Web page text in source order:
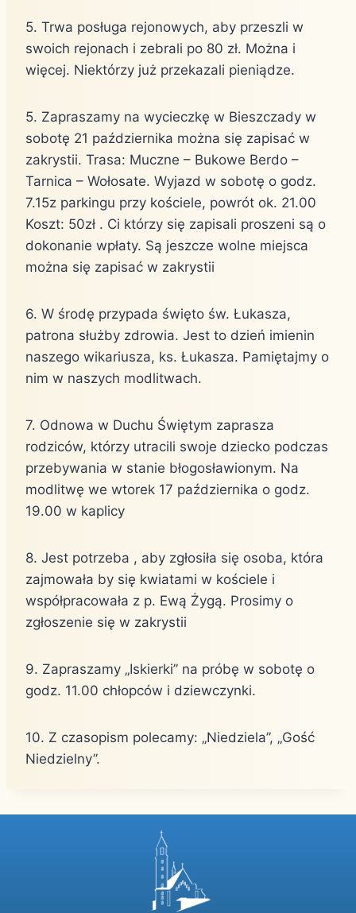
5. Trwa posługa rejonowych, aby przeszli w
swoich rejonach i zebrali po 80 zł. Można i
więcej. Niektórzy już przekazali pieniądze.
5. Zapraszamy na wycieczkę w Bieszczady w
sobotę 21 października można się zapisać w
zakrystii. Trasa: Muczne – Bukowe Berdo –
Tarnica – Wołosate. Wyjazd w sobotę o godz.
7.15z parkingu przy kościele, powrót ok. 21.00
Koszt: 50zł . Ci którzy się zapisali proszeni są o
dokonanie wpłaty. Są jeszcze wolne miejsca
można się zapisać w zakrystii
6. W środę przypada święto św. Łukasza,
patrona służby zdrowia. Jest to dzień imienin
naszego wikariusza, ks. Łukasza. Pamiętajmy o
nim w naszych modlitwach.
7. Odnowa w Duchu Świętym zaprasza
rodziców, którzy utracili swoje dziecko podczas
przebywania w stanie błogosławionym. Na
modlitwę we wtorek 17 października o godz.
19.00 w kaplicy
8. Jest potrzeba , aby zgłosiła się osoba, która
zajmowała by się kwiatami w kościele i
współpracowała z p. Ewą Żygą. Prosimy o
zgłoszenie się w zakrystii
9. Zapraszamy „Iskierki” na próbę w sobotę o
godz. 11.00 chłopców i dziewczynki.
10. Z czasopism polecamy: „Niedziela”, „Gość
Niedzielny”.